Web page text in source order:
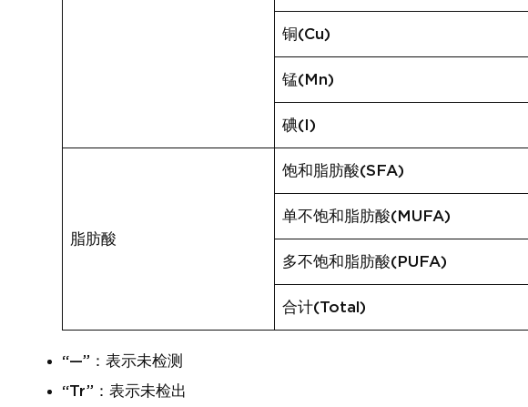
铜(Cu)
锰(Mn)
碘(I)
脂肪酸
饱和脂肪酸(SFA)
单不饱和脂肪酸(MUFA)
多不饱和脂肪酸(PUFA)
合计(Total)
“—”：表示未检测
“Tr”：表示未检出